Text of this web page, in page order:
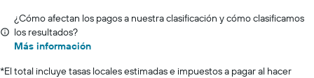
¿Cómo afectan los pagos a nuestra clasificación y cómo clasificamos
los resultados?
Más información
*El total incluye tasas locales estimadas e impuestos a pagar al hacer